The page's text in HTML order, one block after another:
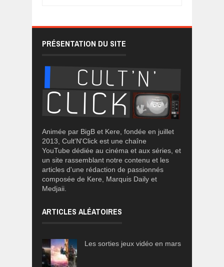
PRÉSENTATION DU SITE
Animée par BigB et Kere, fondée en juillet
2013, Cult'N'Click est une chaîne
YouTube dédiée au cinéma et aux séries, et
un site rassemblant notre contenu et les
articles d'une rédaction de passionnés
composée de Kere, Marquis Daily et
Medjaii.
ARTICLES ALÉATOIRES
Les sorties jeux vidéo en mars